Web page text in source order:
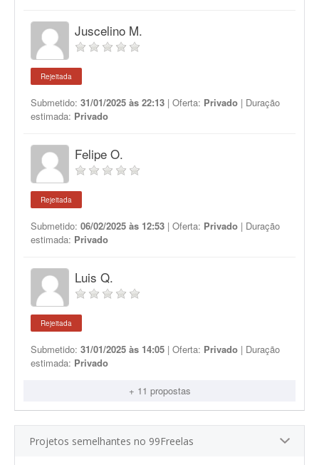
Juscelino M.
Rejeitada
Submetido: 31/01/2025 às 22:13 | Oferta: Privado | Duração
estimada: Privado
Felipe O.
Rejeitada
Submetido: 06/02/2025 às 12:53 | Oferta: Privado | Duração
estimada: Privado
Luis Q.
Rejeitada
Submetido: 31/01/2025 às 14:05 | Oferta: Privado | Duração
estimada: Privado
+ 11 propostas
Projetos semelhantes no 99Freelas